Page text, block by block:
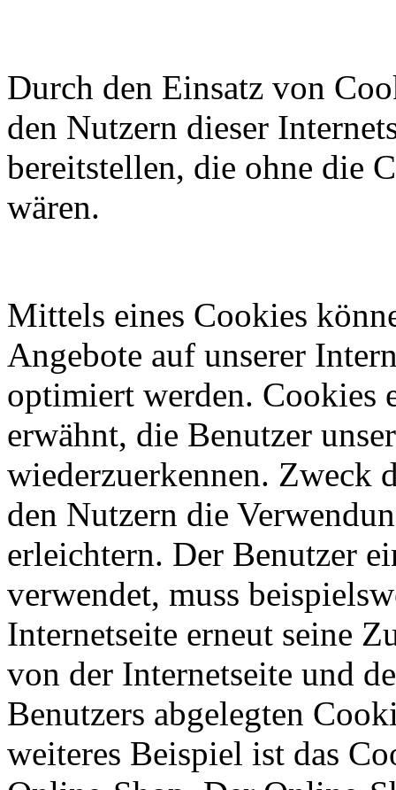
Durch den Einsatz von
den Nutzern dieser
bereitstellen, die ohne die
wären.
Mittels eines Cookies
Angebote auf unserer
optimiert werden. Cookies
erwähnt, die Benutzer
wiederzuerkennen. Zweck
den Nutzern die
erleichtern. Der Benutzer
verwendet, muss
Internetseite erneut seine
von der Internetseite und
Benutzers abgelegten
weiteres Beispiel ist das